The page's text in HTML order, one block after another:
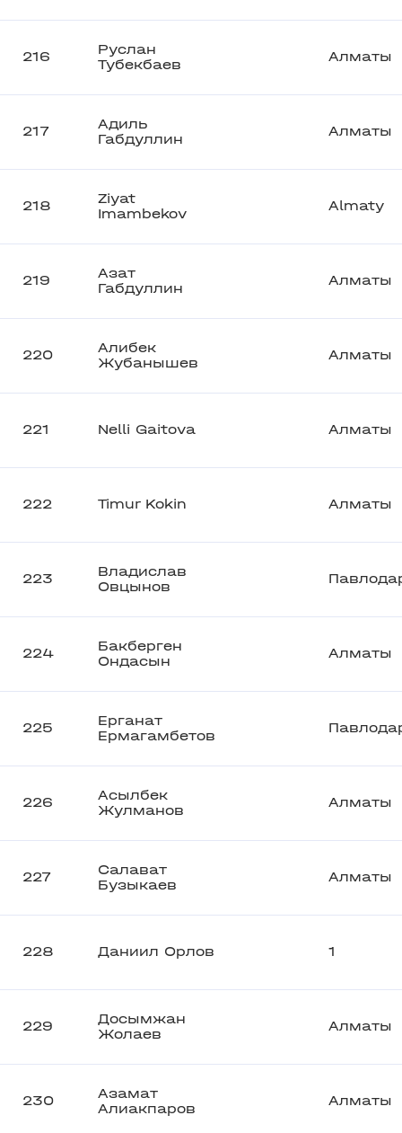
216
Руслан
Тубекбаев
Алматы
217
Адиль
Габдуллин
Алматы
218
Ziyat
Imambekov
Almaty
219
Азат
Габдуллин
Алматы
220
Алибек
Жубанышев
Алматы
221 Nelli Gaitova Алматы
222 Timur Kokin Алматы
223
Владислав
Овцынов
224
Бакберген
Ондасын
Алматы
225
Ерганат
Ермагамбетов
226
Асылбек
Жулманов
Алматы
227
Салават
Бузыкаев
Алматы
228 Даниил Орлов 1
229
Досымжан
Жолаев
Алматы
230
Азамат
Алиакпаров
Алматы